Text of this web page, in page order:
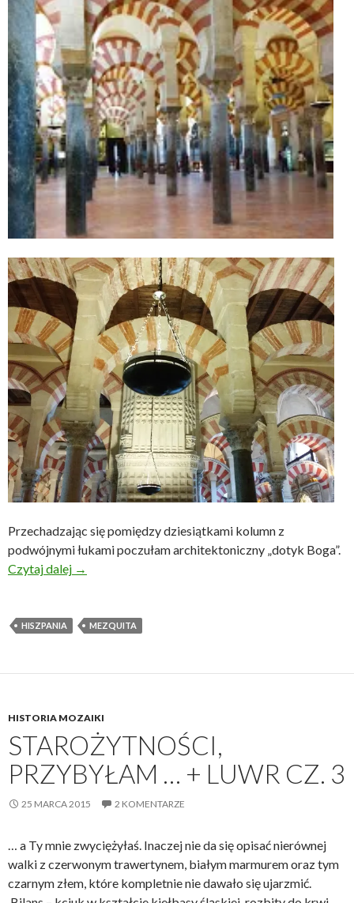
Przechadzając się pomiędzy dziesiątkami kolumn z
podwójnymi łukami poczułam architektoniczny „dotyk Boga”.
Czytaj dalej Mezquita de Córdoba, czyli jak padłam na twarz
→
HISZPANIA MEZQUITA
HISTORIA MOZAIKI
STAROŻYTNOŚCI,
PRZYBYŁAM … + LUWR CZ. 3
25 MARCA 2015 2 KOMENTARZE
… a Ty mnie zwyciężyłaś. Inaczej nie da się opisać nierównej
walki z czerwonym trawertynem, białym marmurem oraz tym
czarnym złem, które kompletnie nie dawało się ujarzmić.